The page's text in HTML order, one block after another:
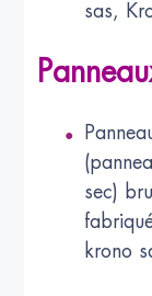
sas,
sec)
krono